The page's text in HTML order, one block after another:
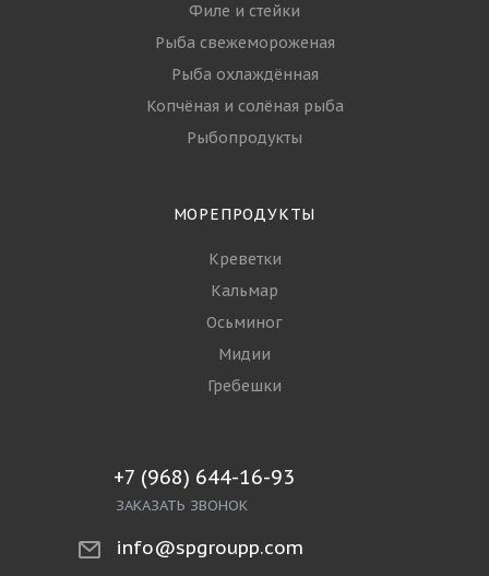
Филе и стейки
Рыба свежемороженая
Рыба охлаждённая
Копчёная и солёная рыба
Рыбопродукты
МОРЕПРОДУКТЫ
Креветки
Кальмар
Осьминог
Мидии
Гребешки
+7 (968) 644-16-93
ЗАКАЗАТЬ ЗВОНОК
info@spgroupp.com